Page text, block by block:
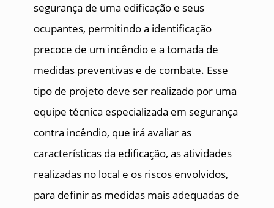
segurança de uma edificação e seus
ocupantes, permitindo a identificação
precoce de um incêndio e a tomada de
medidas preventivas e de combate. Esse
tipo de projeto deve ser realizado por uma
equipe técnica especializada em segurança
contra incêndio, que irá avaliar as
características da edificação, as atividades
realizadas no local e os riscos envolvidos,
para definir as medidas mais adequadas de